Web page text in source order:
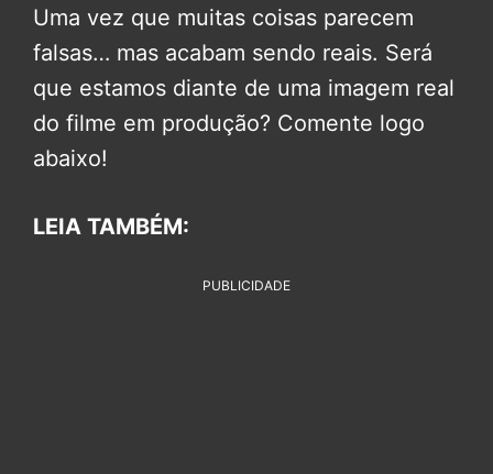
Uma vez que muitas coisas parecem
falsas… mas acabam sendo reais. Será
que estamos diante de uma imagem real
do filme em produção? Comente logo
abaixo!
LEIA TAMBÉM:
PUBLICIDADE